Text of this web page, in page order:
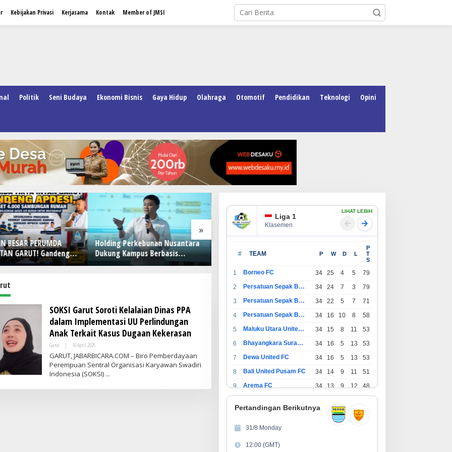
Kebijakan Privasi Kerjasama Kontak Member of JMSI
Politik Seni Budaya Ekonomi Bisnis Gaya Hidup Olahraga Otomotif Pendidikan Teknologi Opini
»
Perkebunan Nusantara
Berbasis
Arya Sandhiyudha
Magister ITSI
PRESTASI MENDUNIA, FASILITAS
MEMPRIHATINKAN! Di Balik
Gemilangnya SMAN 26 Garut,
Ikut Jadi Sorotan
09 Kampung Negla Buktikan
Slogan, Warga Bersatu Sambut
HUT RI ke-81
Hadirkan BRIF Sunday Auto
Corner, BRI Finance Mudahkan
Warga Bali Wujudkan Mobil
Impian
SOKSI Garut Soroti Kelalaian Dinas PPA
dalam Implementasi UU Perlindungan
Anak Terkait Kasus Dugaan Kekerasan
Garut | 10 April 2025O
L
E
H
A
M
GARUT, JABARBICARA.COM – Biro Pemberdayaan
Perempuan Sentral Organisasi Karyawan Swadiri
Indonesia (SOKSI)
Liga 1
Klasemen
LIHAT LEBIH
# TEAM P W D L
P
T
S
1 Borneo FC 34 25 4 5
79
2
Persatuan Sepak Bola Indonesia Bandung 34 24 7 3
79
3
Persatuan Sepak Bola Indonesia Jakarta 34 22 5 7
71
4
Persatuan Sepak Bola Surabaya 34 16 10 8
58
5
Maluku Utara United FC 34 15 8 11
53
6
Bhayangkara Surabaya United 34 16 5 13
53
7
Dewa United FC 34 16 5 13
53
8
Bali United Pusam FC 34 14 9 11
51
9
Arema FC 34 13 9 12
48
0
1
11 12 11
2
Pertandingan Berikutnya
31/8 Monday
12:00 (GMT)